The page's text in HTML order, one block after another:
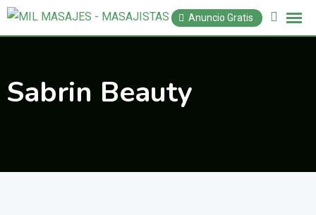
Saltar
Anuncio Gratis
Sabrin Beauty